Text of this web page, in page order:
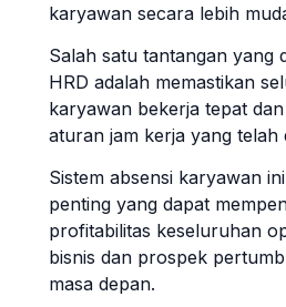
karyawan secara lebih
Salah satu tantangan yang
HRD adalah memastikan
karyawan bekerja tepat
aturan jam kerja yang telah
Sistem absensi karyawan
penting yang dapat
profitabilitas keseluruhan
bisnis dan prospek
masa depan.